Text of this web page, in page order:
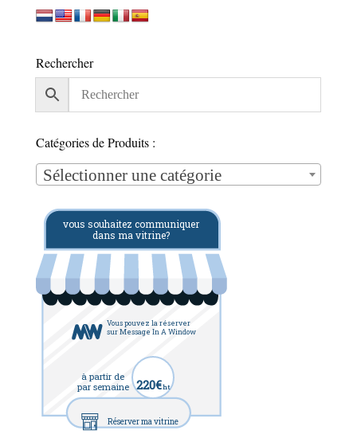
Rechercher
Catégories de Produits :
Sélectionner une catégorie
vous souhaitez communiquer
dans ma vitrine?
Vous pouvez la réserver
sur Message In A Window
à partir de
par semaine 220€ht
Réserver ma vitrine